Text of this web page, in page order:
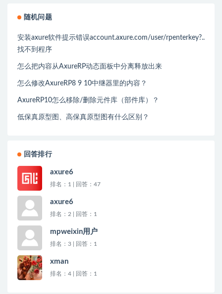
随机问题
安装axure软件提示错误account.axure.com/user/rpenterkey?..
找不到程序
怎么把内容从AxureRP动态面板中分离释放出来
怎么修改AxureRP8 9 10中继器里的内容？
AxureRP10怎么移除/删除元件库（部件库）？
低保真原型图、高保真原型图有什么区别？
回答排行
axure6
排名：1 | 回答：47
axure6
排名：2 | 回答：1
mpweixin用户
排名：3 | 回答：1
xman
排名：4 | 回答：1